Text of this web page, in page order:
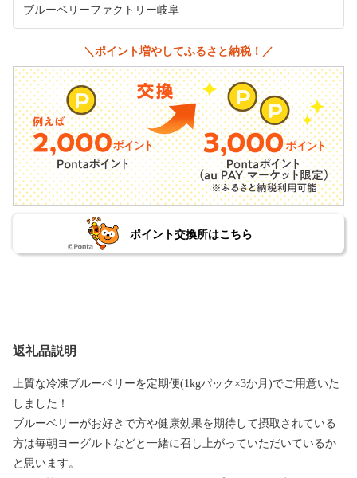
ブルーベリーファクトリー岐阜
＼ポイント増やしてふるさと納税！／
ポイント交換所はこちら
返礼品説明
上質な冷凍ブルーベリーを定期便(1kgパック×3か月)でご用意いた
しました！
ブルーベリーがお好きで方や健康効果を期待して摂取されている
方は毎朝ヨーグルトなどと一緒に召し上がっていただいているか
と思います。